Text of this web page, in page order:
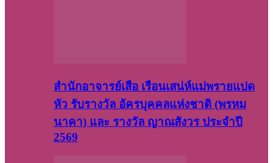
สำนักอาจารย์เสือ เรือนเสน่ห์แม่พรายแปด
หัว รับรางวัล อัครบุคคลแห่งชาติ (พรหม
นาคา) และ รางวัล ญาณสังวร ประจำปี
2569